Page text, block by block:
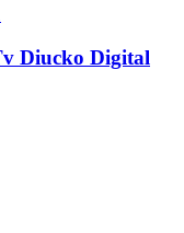
Diucko Digital